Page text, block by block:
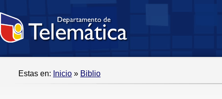
Estas en: Inicio » Biblio